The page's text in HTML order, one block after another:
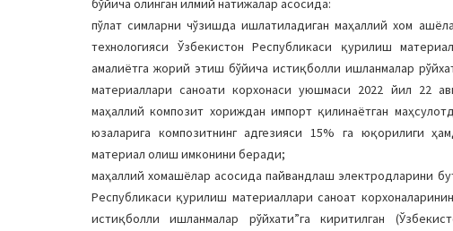
бўйича олинган илмий натижалар асосида:
пўлат симларни чўзишда ишлатиладиган маҳаллий хом
технологияси Ўзбекистон Республикаси қурилиш
амалиётга жорий этиш бўйича истиқболли ишланмалар
материаллари саноати корхонаси уюшмаси 2022 йил 22
маҳаллий композит хориждан импорт қилинаётган
юзаларига композитнинг адгезияси 15% га юқорилиги
материал олиш имконини беради;
маҳаллий хомашёлар асосида пайвандлаш электродларини
Республикаси қурилиш материаллари саноат
истиқболли ишланмалар рўйхати”га киритилган